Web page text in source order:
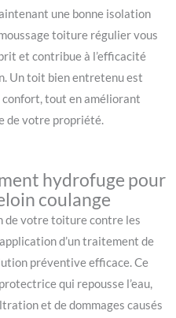
une bonne isolation
toiture régulier vous
et contribue à l’efficacité
Un toit bien entretenu est
tout en améliorant
de votre propriété.
hydrofuge pour
coulange
de votre toiture contre les
d’un traitement de
préventive efficace. Ce
qui repousse l’eau,
et de dommages causés